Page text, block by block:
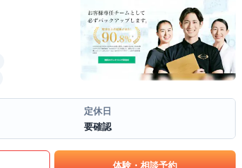
定休日
要確認
体験・相談予約